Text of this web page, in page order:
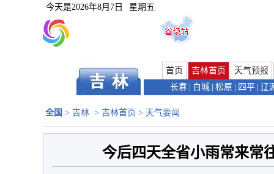
今天是2026年8月7日 星期五
首页 吉林首页
天气预报
长春
白城 松原 四平 辽
全国 > 吉林 > 吉林首页 > 天气要闻
今后四天全省小雨常来常